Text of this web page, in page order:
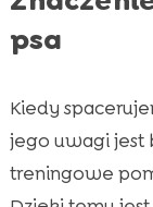
psa
Kiedy
jego uwagi jest
treningowe